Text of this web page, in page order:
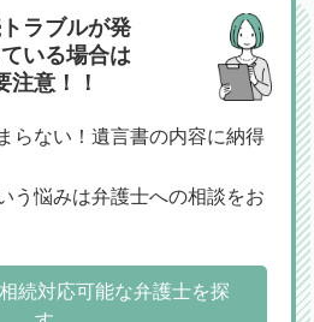
ラブルが発
いる場合は
注意！！
らない！遺言書の内容に納得
う悩みは弁護士への相談をお
続対応可能な弁護士を探